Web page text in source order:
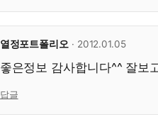
열정포트폴리오 · 2012.01.05
좋은정보 감사합니다^^ 잘보
답글